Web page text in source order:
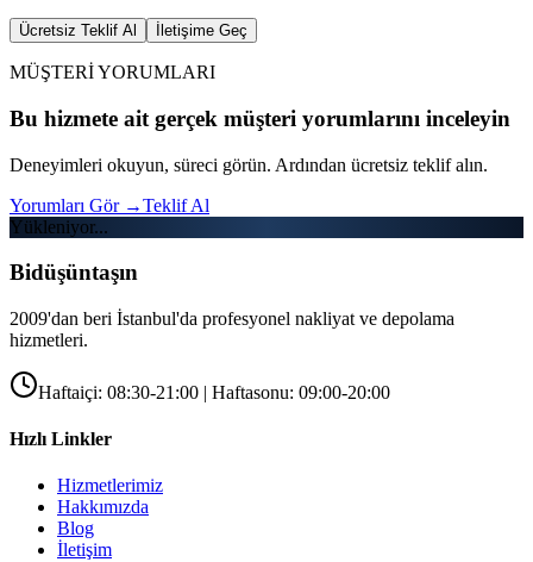
Ücretsiz Teklif Al İletişime Geç
MÜŞTERİ YORUMLARI
Bu hizmete ait gerçek müşteri yorumlarını inceleyin
Deneyimleri okuyun, süreci görün. Ardından ücretsiz teklif alın.
Yorumları Gör →Teklif Al
Yükleniyor...
Bidüşüntaşın
2009'dan beri İstanbul'da profesyonel nakliyat ve depolama
hizmetleri.
Haftaiçi: 08:30-21:00 | Haftasonu: 09:00-20:00
Hızlı Linkler
Hizmetlerimiz
Hakkımızda
Blog
İletişim